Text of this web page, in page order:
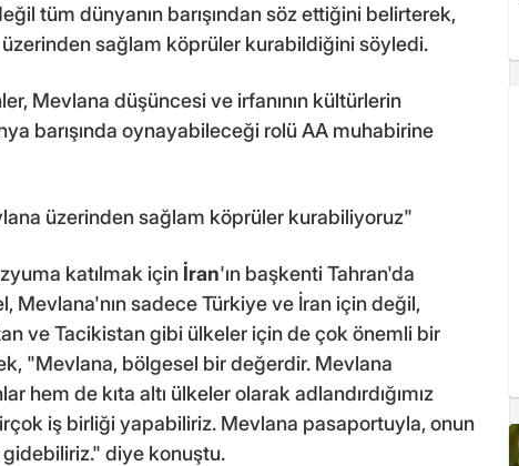
tüm dünyanın barışından söz ettiğini belirterek,
üzerinden sağlam köprüler kurabildiğini söyledi.
Mevlana düşüncesi ve irfanının kültürlerin
barışında oynayabileceği rolü AA muhabirine
üzerinden sağlam köprüler kurabiliyoruz"
katılmak için İran'ın başkenti Tahran'da
Mevlana'nın sadece Türkiye ve İran için değil,
ve Tacikistan gibi ülkeler için de çok önemli bir
"Mevlana, bölgesel bir değerdir. Mevlana
hem de kıta altı ülkeler olarak adlandırdığımız
iş birliği yapabiliriz. Mevlana pasaportuyla, onun
gidebiliriz." diye konuştu.